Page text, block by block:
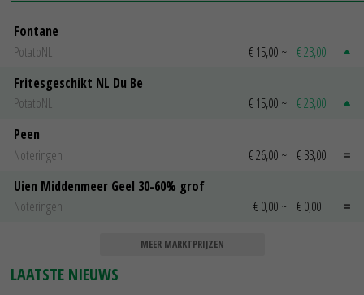
Fontane
PotatoNL
€ 15,00 ~ € 23,00
Fritesgeschikt NL Du Be
PotatoNL
€ 15,00 ~ € 23,00
Peen
Noteringen
€ 26,00 ~ € 33,00
Uien Middenmeer Geel 30-60% grof
Noteringen
€ 0,00 ~ € 0,00
MEER MARKTPRIJZEN
LAATSTE NIEUWS